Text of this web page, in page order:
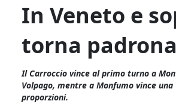
In Veneto e
torna padrona
Il Carroccio vince al primo turno a
Volpago, mentre a Monfumo vince
proporzioni.